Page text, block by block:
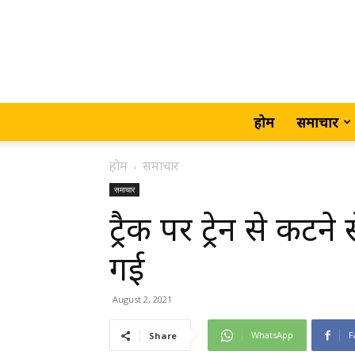
होम समाचार
होम समाचार
समाचार
ट्रैक पर ट्रेन से कटने
गई
August 2, 2021
Share WhatsApp